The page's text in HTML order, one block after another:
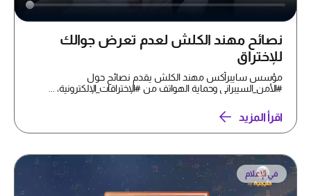
نصائح مهند الكلش لعدم تعرض جوالك
للإختراق
مؤسس سايبرأكس مهند الكلش يقدم نصائح حول
#الأمن_السيبراني وحماية الهواتف من #الإختراقات_الإلكترونية، ...
اقرأ المزيد
في الإعلام